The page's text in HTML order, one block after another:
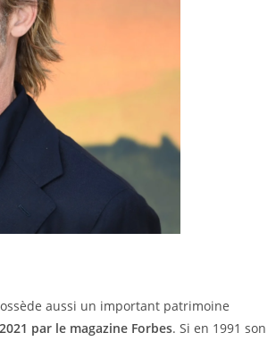
aussi un important patrimoine
par le magazine Forbes. Si en 1991 son